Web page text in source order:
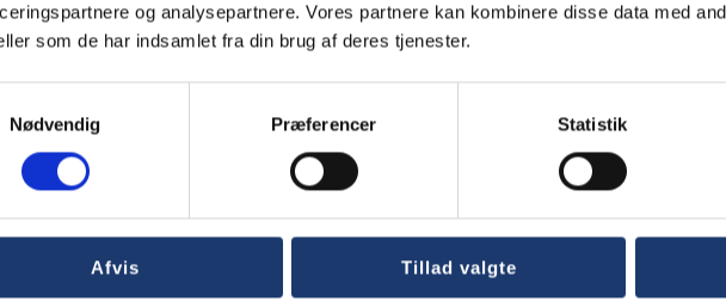
og analysepartnere. Vores partnere kan kombinere disse data med
som de har indsamlet fra din brug af deres tjenester.
Nødvendig
Præferencer Statistik
Afvis Tillad valgte
2025
Nyheder
AV-Huset søger regnskabsassistent og
administrativ blæksprutte